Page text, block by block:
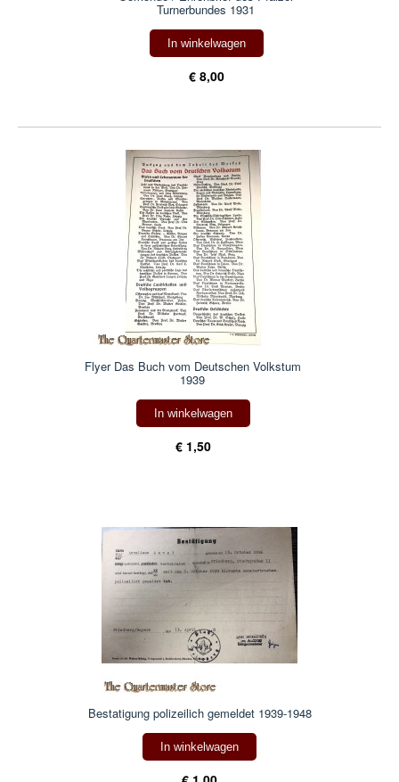
Turnerbundes 1931
In winkelwagen
€ 8,00
Flyer Das Buch vom Deutschen Volkstum
1939
In winkelwagen
€ 1,50
Bestatigung polizeilich gemeldet 1939-1948
In winkelwagen